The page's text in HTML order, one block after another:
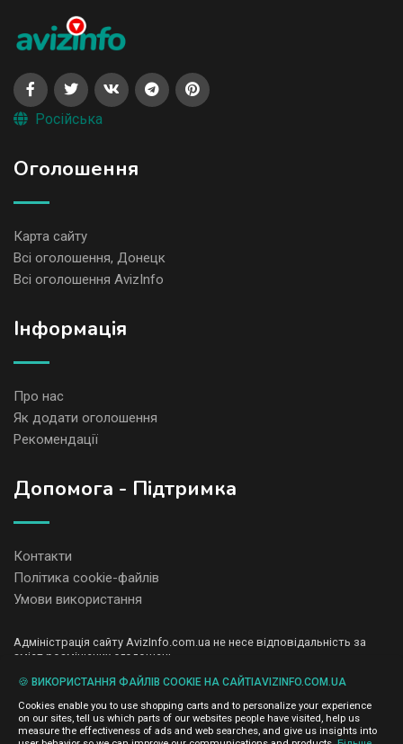
Російська
Оголошення
Карта сайту
Всі оголошення, Донецк
Всі оголошення AvizInfo
Iнформація
Про нас
Як додати оголошення
Рекомендації
Допомога - Підтримка
Контакти
Політика cookie-файлів
Умови використання
Адміністрація сайту AvizInfo.com.ua не несе відповідальність за
зміст розміщених оголошень.
і не продаємо особисту інформацію зареєстрованих користувачів
AvizInfo.com.ua третім особам. Ми не відповідаємо за правила
конфіденційності сайтів на які посилається AvizInfo.com.ua. На
деяких сторінках нашого сайту представлена реклама Google
🍪 ВИКОРИСТАННЯ ФАЙЛІВ COOKIE НА САЙТІAVIZINFO.COM.UA
Cookies enable you to use shopping carts and to personalize your experience
on our sites, tell us which parts of our websites people have visited, help us
measure the effectiveness of ads and web searches, and give us insights into